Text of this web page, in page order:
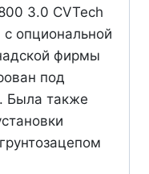
3.0 CVTech
с опциональной
фирмы
под
Была также